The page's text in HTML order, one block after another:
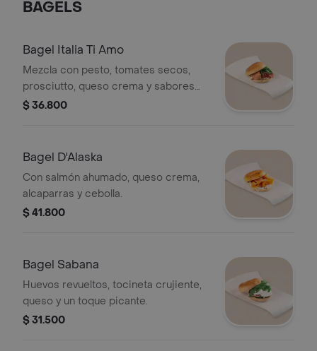
BAGELS
Bagel Italia Ti Amo
Mezcla con pesto, tomates secos,
prosciutto, queso crema y sabores
de Italia.
$ 36.800
Bagel D'Alaska
Con salmón ahumado, queso crema,
alcaparras y cebolla.
$ 41.800
Bagel Sabana
Huevos revueltos, tocineta crujiente,
queso y un toque picante.
$ 31.500